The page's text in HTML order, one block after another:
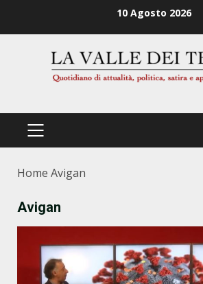
10 Agosto 2026
PRIMÄRES
Home Avigan
Avigan